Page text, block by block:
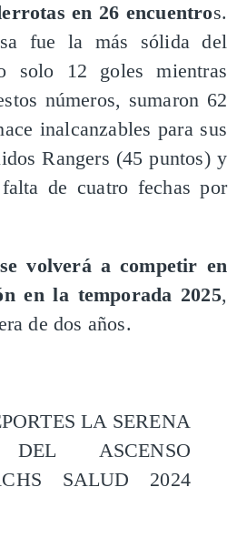
en 26 encuentros.
fue la más sólida del
solo 12 goles mientras
números, sumaron 62
inalcanzables para sus
Rangers (45 puntos) y
de cuatro fechas por
volverá a competir en
en la temporada 2025,
de dos años.
LA SERENA
DEL ASCENSO
SALUD 2024